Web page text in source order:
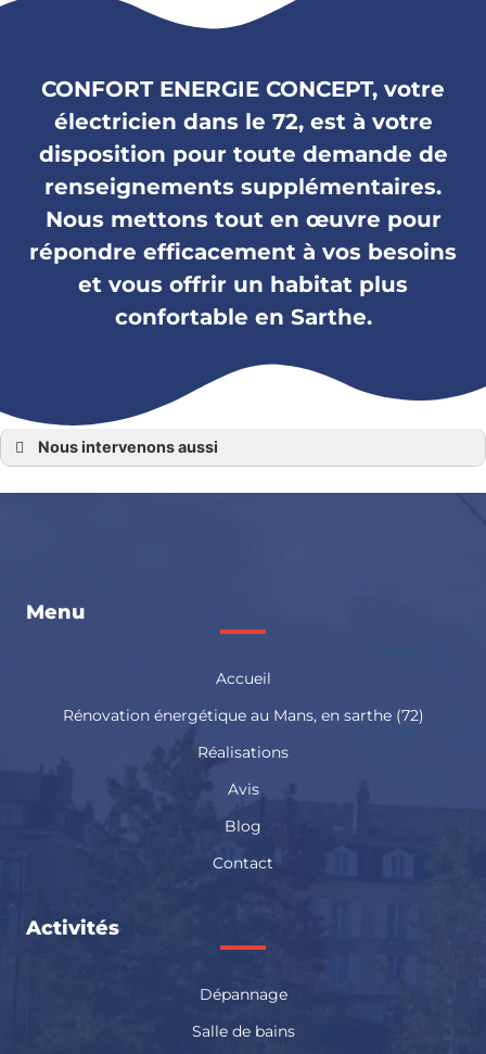
CONFORT ENERGIE CONCEPT, votre
électricien dans le 72, est à votre
disposition pour toute demande de
renseignements supplémentaires.
Nous mettons tout en œuvre pour
répondre efficacement à vos besoins
et vous offrir un habitat plus
confortable en Sarthe.
Nous intervenons aussi
Électricité générale Sillé le Guillaume
Menu
Accueil
Rénovation énergétique au Mans, en sarthe (72)
Réalisations
Avis
Blog
Contact
Activités
Dépannage
Salle de bains